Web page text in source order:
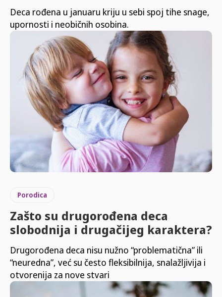
Deca rođena u januaru kriju u sebi spoj tihe snage,
upornosti i neobičnih osobina.
Porodica
Zašto su drugorođena deca
slobodnija i drugačijeg karaktera?
Drugorođena deca nisu nužno “problematična” ili
“neuredna”, već su često fleksibilnija, snalažljivija i
otvorenija za nove stvari